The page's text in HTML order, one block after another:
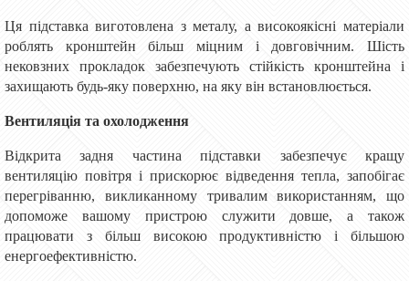
Ця підставка виготовлена ​​з металу, а високоякісні матеріали
роблять кронштейн більш міцним і довговічним. Шість
нековзних прокладок забезпечують стійкість кронштейна і
захищають будь-яку поверхню, на яку він встановлюється.
Вентиляція та охолодження
Відкрита задня частина підставки забезпечує кращу
вентиляцію повітря і прискорює відведення тепла, запобігає
перегріванню, викликанному тривалим використанням, що
допоможе вашому пристрою служити довше, а також
працювати з більш високою продуктивністю і більшою
енергоефективністю.